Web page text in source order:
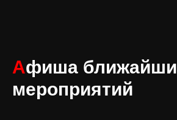
Афиша
мероприятий